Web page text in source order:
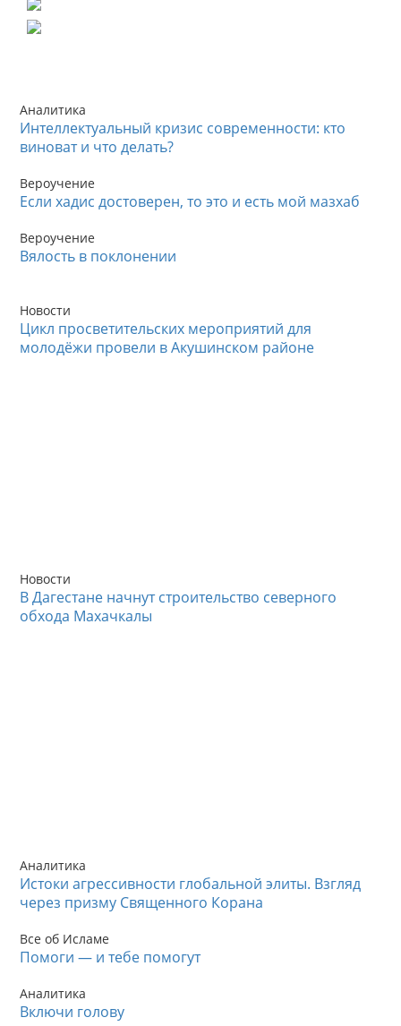
Аналитика
Интеллектуальный кризис современности: кто
виноват и что делать?
Вероучение
Если хадис достоверен, то это и есть мой мазхаб
Вероучение
Вялость в поклонении
Новости
Цикл просветительских мероприятий для
молодёжи провели в Акушинском районе
Новости
В Дагестане начнут строительство северного
обхода Махачкалы
Аналитика
Истоки агрессивности глобальной элиты. Взгляд
через призму Священного Корана
Все об Исламе
Помоги — и тебе помогут
Аналитика
Включи голову